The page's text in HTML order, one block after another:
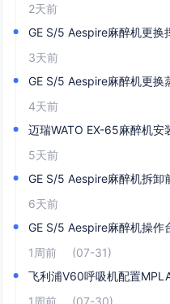
2天前
GE S/5 Aespire麻醉机更换
3天前
​GE S/5 Aespire麻醉机更换
4天前
迈瑞WATO EX-65麻醉机安
5天前
GE S/5 Aespire麻醉机拆卸
6天前
GE S/5 Aespire麻醉机操作
1周前
(07-31)
飞利浦V60呼吸机配置
1周前
(07-30)